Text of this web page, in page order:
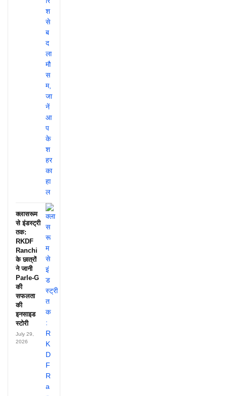
क्लासरूम
से इंडस्ट्री
तक:
RKDF
Ranchi
के छात्रों
ने जानी
Parle-G
की
सफलता
की
इनसाइड
स्टोरी
July 29,
2026